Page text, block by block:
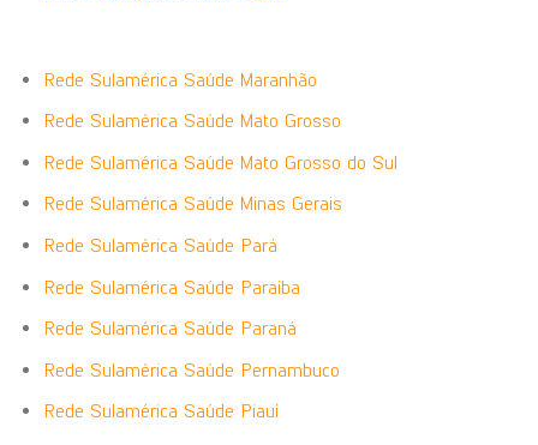
Rede Sulamérica Saúde Maranhão
Rede Sulamérica Saúde Mato Grosso
Rede Sulamérica Saúde Mato Grosso do Sul
Rede Sulamérica Saúde Minas Gerais
Rede Sulamérica Saúde Pará
Rede Sulamérica Saúde Paraíba
Rede Sulamérica Saúde Paraná
Rede Sulamérica Saúde Pernambuco
Rede Sulamérica Saúde Piauí